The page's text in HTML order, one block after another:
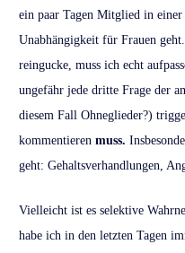
ein paar Tagen Mitglied in
Unabhängigkeit für Frauen
reingucke, muss ich echt
ungefähr jede dritte Frage der
diesem Fall Ohneglieder?)
kommentieren muss.
geht: Gehaltsverhandlungen,
Vielleicht ist es selektive
habe ich in den letzten Tagen